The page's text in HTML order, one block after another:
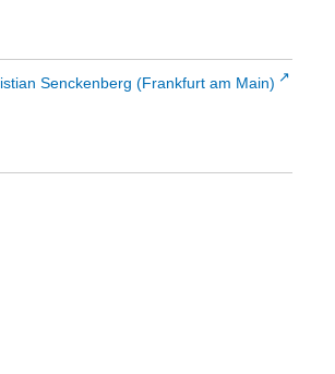
Senckenberg (Frankfurt am Main)